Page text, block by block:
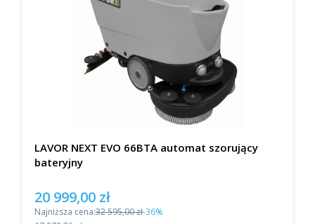
LAVOR NEXT EVO 66BTA automat szorujący
bateryjny
Cena promocyjna
20 999,00 zł
Najniższa cena:32 595,00 zł-36%